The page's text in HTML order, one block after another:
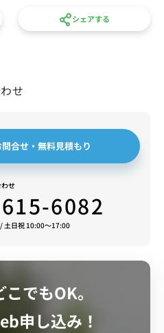
シェアする
せ
合せ・無料見積もり
せ
6082
土日祝 10:00～17:00
でもOK。
申し込み！